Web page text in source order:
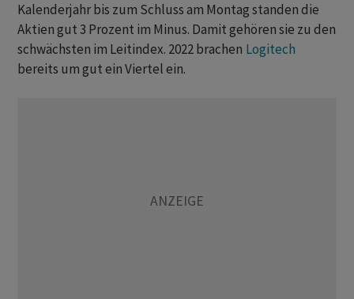
Kalenderjahr bis zum Schluss am Montag standen die
Aktien gut 3 Prozent im Minus. Damit gehören sie zu den
schwächsten im Leitindex. 2022 brachen Logitech
bereits um gut ein Viertel ein.